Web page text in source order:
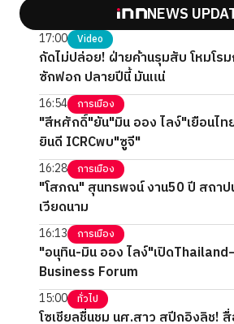
NEWS
17:00 Video
กัดไม่ปล่อย! ฝ่ายค้านรุมสับ โหมโร
ซักฟอก ปลายปีนี้ มันแน่
16:54 การเมือง
"สีหศักดิ์"ยัน"มิน ออง ไลง์"เยือนไท
ยินดี ICRCพบ"ซูจี"
16:28 การเมือง
"โสภณ" สุนทรพจน์ งาน50 ปี สถา
เวียดนาม
16:13 การเมือง
"อนุทิน-มิน ออง ไลง์"เปิด
Business Forum
15:00 ทั่วไป
โซเชียลชื่นชม นศ.สาว สปีกอิงลิช!